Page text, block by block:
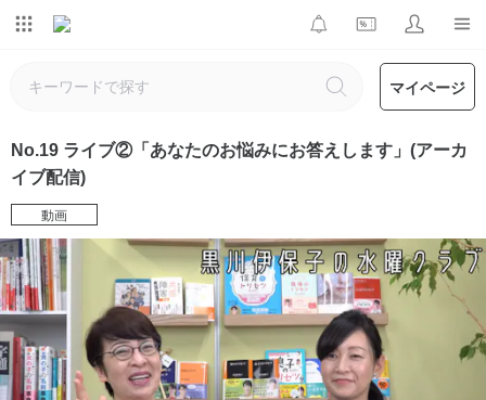
マイページ
No.19 ライブ②「あなたのお悩みにお答えします」(アーカ
イブ配信)
動画